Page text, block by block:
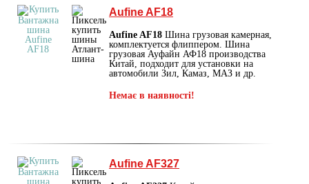
Aufine AF18
Aufine AF18 Шина грузовая камерная,
комплектуется флиппером. Шина
грузовая Ауфайн АФ18 производства
Китай, подходит для установки на
автомобили Зил, Камаз, МАЗ и др.
Немає в наявності!
Aufine AF327